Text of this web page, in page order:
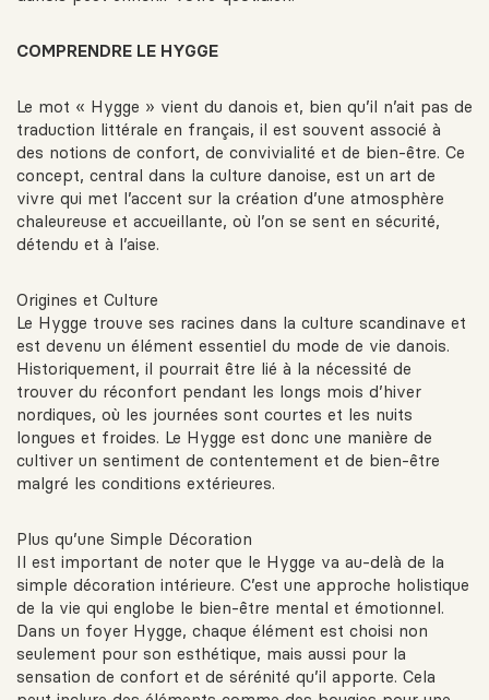
COMPRENDRE LE HYGGE
Le mot « Hygge » vient du danois et, bien qu’il n’ait pas de
traduction littérale en français, il est souvent associé à
des notions de confort, de convivialité et de bien-être. Ce
concept, central dans la culture danoise, est un art de
vivre qui met l’accent sur la création d’une atmosphère
chaleureuse et accueillante, où l’on se sent en sécurité,
détendu et à l’aise.
Origines et Culture
Le Hygge trouve ses racines dans la culture scandinave et
est devenu un élément essentiel du mode de vie danois.
Historiquement, il pourrait être lié à la nécessité de
trouver du réconfort pendant les longs mois d’hiver
nordiques, où les journées sont courtes et les nuits
longues et froides. Le Hygge est donc une manière de
cultiver un sentiment de contentement et de bien-être
malgré les conditions extérieures.
Plus qu’une Simple Décoration
Il est important de noter que le Hygge va au-delà de la
simple décoration intérieure. C’est une approche holistique
de la vie qui englobe le bien-être mental et émotionnel.
Dans un foyer Hygge, chaque élément est choisi non
seulement pour son esthétique, mais aussi pour la
sensation de confort et de sérénité qu’il apporte. Cela